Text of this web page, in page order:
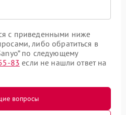
с приведенными ниже
либо обратиться в
по следующему
83 если не нашли ответ на
вопросы